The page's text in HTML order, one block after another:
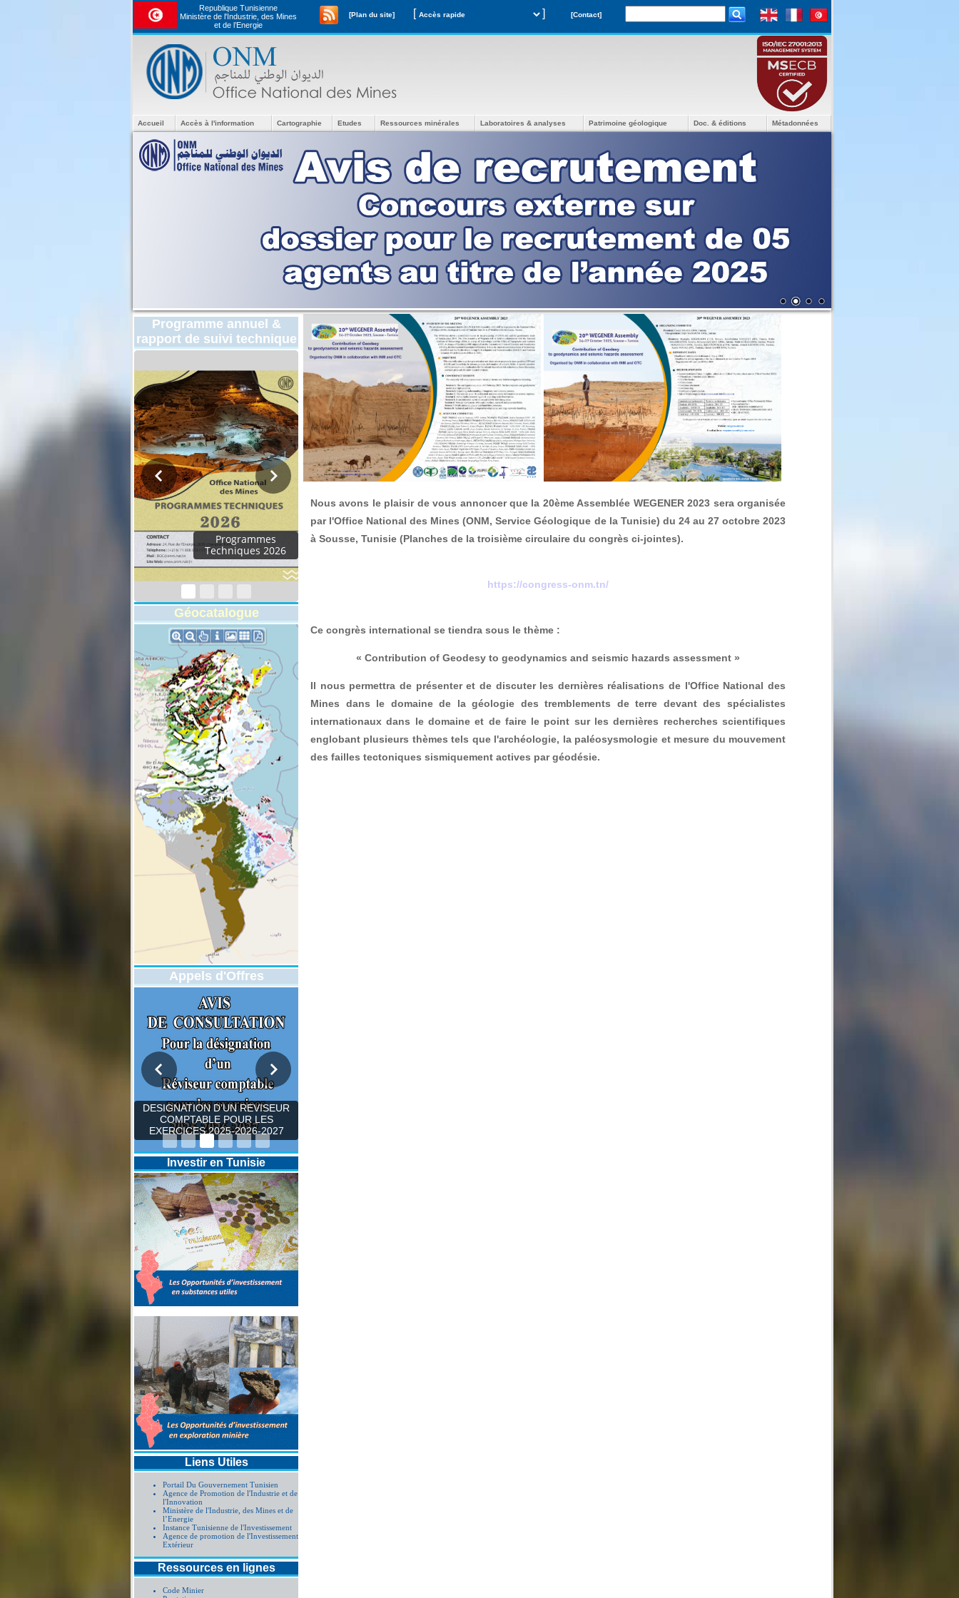
Republique Tunisienne
Ministère de l'Industrie, des Mines
et de l’Energie
[Plan du site] [ ] [Contact]
Accueil Accès à l'information Cartographie Etudes Ressources minérales Laboratoires & analyses Patrimoine géologique Doc. & éditions Métadonnées
Programme annuel &
rapport de suivi technique
Programmes
Techniques 2026
Géocatalogue
Appels d'Offres
DESIGNATION D’UN REVISEUR
COMPTABLE POUR LES
EXERCICES 2025-2026-2027
Investir en Tunisie
Liens Utiles
Portail Du Gouvernement Tunisien
Agence de Promotion de l'Industrie et de
l'Innovation
Ministère de l'Industrie, des Mines et de
l’Energie
Instance Tunisienne de l'Investissement
Agence de promotion de l'Investissement
Extérieur
Ressources en lignes
Code Minier
Nous avons le plaisir de vous annoncer que la 20ème Assemblée WEGENER 2023 sera organisée
par l'Office National des Mines (ONM, Service Géologique de la Tunisie) du 24 au 27 octobre 2023
à Sousse, Tunisie (Planches de la troisième circulaire du congrès ci-jointes).
https://congress-onm.tn/
Ce congrès international se tiendra sous le thème :
« Contribution of Geodesy to geodynamics and seismic hazards assessment »
Il nous permettra de présenter et de discuter les dernières réalisations de l'Office National des
Mines dans le domaine de la géologie des tremblements de terre devant des spécialistes
internationaux dans le domaine et de faire le point sur les dernières recherches scientifiques
englobant plusieurs thèmes tels que l'archéologie, la paléosysmologie et mesure du mouvement
des failles tectoniques sismiquement actives par géodésie.